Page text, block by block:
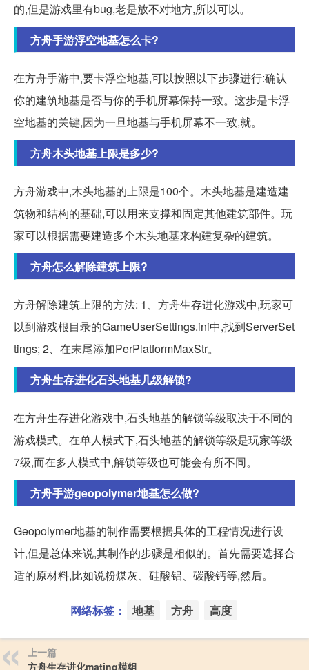
的,但是游戏里有bug,老是放不对地方,所以可以。
方舟手游浮空地基怎么卡?
在方舟手游中,要卡浮空地基,可以按照以下步骤进行:确认
你的建筑地基是否与你的手机屏幕保持一致。这步是卡浮
空地基的关键,因为一旦地基与手机屏幕不一致,就。
方舟木头地基上限是多少?
方舟游戏中,木头地基的上限是100个。木头地基是建造建
筑物和结构的基础,可以用来支撑和固定其他建筑部件。玩
家可以根据需要建造多个木头地基来构建复杂的建筑。
方舟怎么解除建筑上限?
方舟解除建筑上限的方法: 1、方舟生存进化游戏中,玩家可
以到游戏根目录的GameUserSettings.ini中,找到ServerSet
tings; 2、在末尾添加PerPlatformMaxStr。
方舟生存进化石头地基几级解锁?
在方舟生存进化游戏中,石头地基的解锁等级取决于不同的
游戏模式。在单人模式下,石头地基的解锁等级是玩家等级
7级,而在多人模式中,解锁等级也可能会有所不同。
方舟手游geopolymer地基怎么做?
Geopolymer地基的制作需要根据具体的工程情况进行设
计,但是总体来说,其制作的步骤是相似的。首先需要选择合
适的原材料,比如说粉煤灰、硅酸铝、碳酸钙等,然后。
网络标签： 地基 方舟 高度
上一篇
方舟生存进化mating模组